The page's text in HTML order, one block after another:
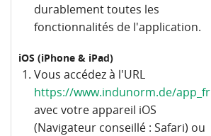
durablement toutes les
fonctionnalités de l'application.
iOS (iPhone & iPad)
Vous accédez à l'URL
https://www.indunorm.de/app_fr
avec votre appareil iOS
(Navigateur conseillé : Safari) ou